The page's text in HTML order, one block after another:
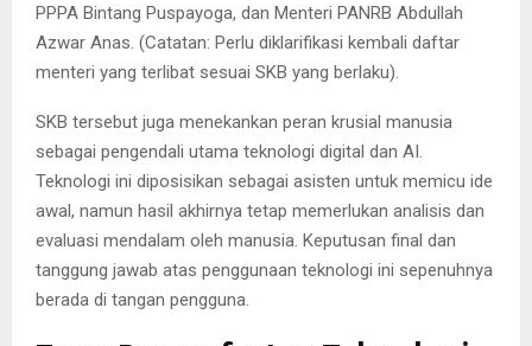
PPPA Bintang Puspayoga, dan Menteri PANRB Abdullah
Azwar Anas. (Catatan: Perlu diklarifikasi kembali daftar
menteri yang terlibat sesuai SKB yang berlaku).
SKB tersebut juga menekankan peran krusial manusia
sebagai pengendali utama teknologi digital dan AI.
Teknologi ini diposisikan sebagai asisten untuk memicu ide
awal, namun hasil akhirnya tetap memerlukan analisis dan
evaluasi mendalam oleh manusia. Keputusan final dan
tanggung jawab atas penggunaan teknologi ini sepenuhnya
berada di tangan pengguna.